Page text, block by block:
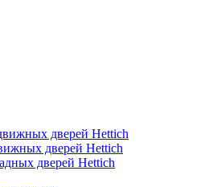
дверей Hettich
дверей Hettich
дверей Hettich